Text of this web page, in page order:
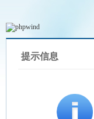
提示信息